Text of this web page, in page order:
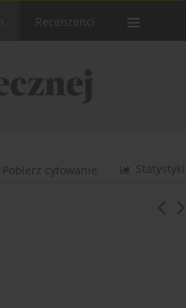
Recenzenci
Statystyki
Pobierz cytowanie